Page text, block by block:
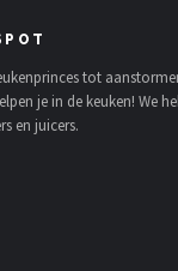
tot
je in de keuken! We
en juicers.